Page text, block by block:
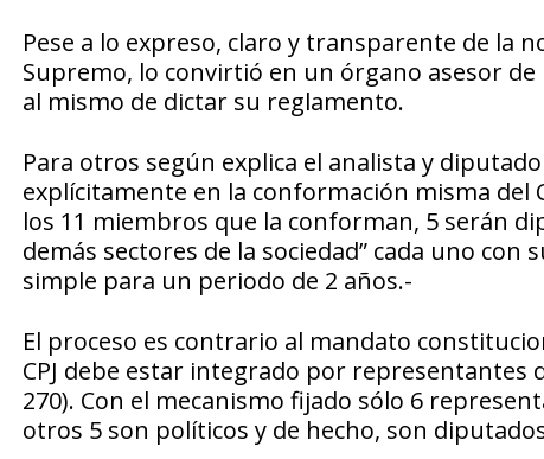
Pese a lo expreso, claro y transparente de la
Supremo, lo convirtió en un órgano asesor
al mismo de dictar su reglamento.
Para otros según explica el analista y
explícitamente en la conformación misma del
los 11 miembros que la conforman, 5 serán
demás sectores de la sociedad” cada uno
simple para un periodo de 2 años.-
El proceso es contrario al mandato
CPJ debe estar integrado por representantes
270). Con el mecanismo fijado sólo 6
otros 5 son políticos y de hecho, son